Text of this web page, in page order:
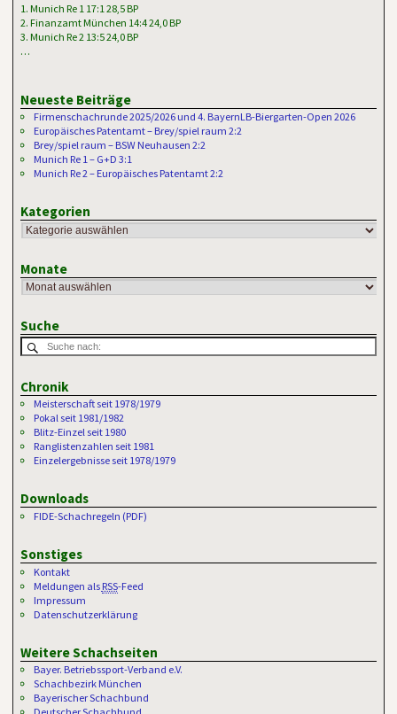
1. Munich Re 1 17:1 28,5 BP
2. Finanzamt München 14:4 24,0 BP
3. Munich Re 2 13:5 24,0 BP
…
Neueste Beiträge
Firmenschachrunde 2025/2026 und 4. BayernLB-Biergarten-Open 2026
Europäisches Patentamt – Brey/spiel raum 2:2
Brey/spiel raum – BSW Neuhausen 2:2
Munich Re 1 – G+D 3:1
Munich Re 2 – Europäisches Patentamt 2:2
Kategorien
Monate
Suche
Chronik
Meisterschaft seit 1978/1979
Pokal seit 1981/1982
Blitz-Einzel seit 1980
Ranglistenzahlen seit 1981
Einzelergebnisse seit 1978/1979
Downloads
FIDE-Schachregeln (PDF)
Sonstiges
Kontakt
Meldungen als RSS-Feed
Impressum
Datenschutzerklärung
Weitere Schachseiten
Bayer. Betriebssport-Verband e.V.
Schachbezirk München
Bayerischer Schachbund